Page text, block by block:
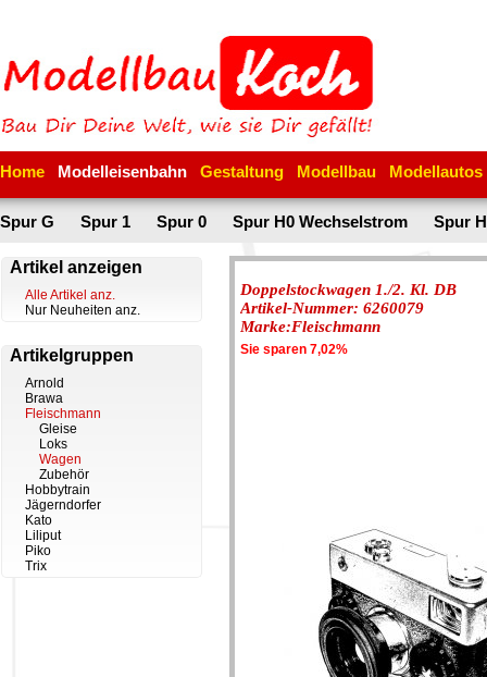
Home Modelleisenbahn Gestaltung Modellbau Modellautos
Spur G Spur 1 Spur 0 Spur H0 Wechselstrom Spur
Artikel anzeigen
Alle Artikel anz.
Nur Neuheiten anz.
Artikelgruppen
Arnold
Brawa
Fleischmann
Gleise
Loks
Wagen
Zubehör
Hobbytrain
Jägerndorfer
Kato
Liliput
Piko
Trix
Doppelstockwagen 1./2. Kl. DB
Artikel-Nummer: 6260079
Marke:Fleischmann
Sie sparen 7,02%